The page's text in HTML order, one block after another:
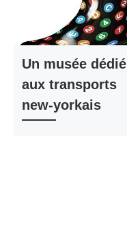
Un musée dédié
aux transports
new-yorkais